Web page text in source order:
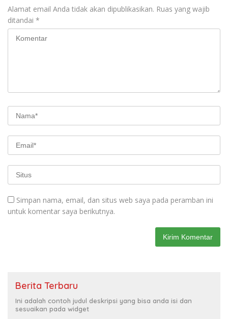
Alamat email Anda tidak akan dipublikasikan. Ruas yang wajib
ditandai *
Simpan nama, email, dan situs web saya pada peramban ini
untuk komentar saya berikutnya.
Berita Terbaru
Ini adalah contoh judul deskripsi yang bisa anda isi dan
sesuaikan pada widget